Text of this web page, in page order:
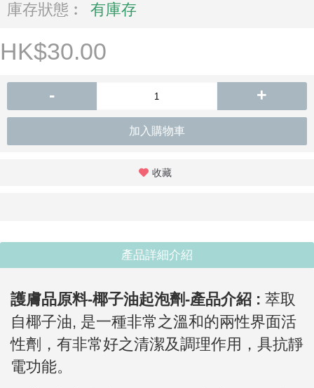
庫存狀態︰
有庫存
HK$30.00
- +
加入購物車
收藏
產品詳細介紹
護膚品原料-椰子油起泡劑-產品介紹 : 萃取
自椰子油, 是一種非常之溫和的兩性界面活
性劑，有非常好之清潔及調理作用，具抗靜
電功能。